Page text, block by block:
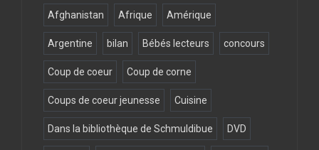
Afghanistan Afrique Amérique
Argentine bilan Bébés lecteurs concours
Coup de coeur Coup de corne
Coups de coeur jeunesse Cuisine
Dans la bibliothèque de Schmuldibue DVD